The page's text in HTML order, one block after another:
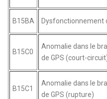
B15BA Dysfonctionnement
B15C0
Anomalie dans le
de GPS (court-
B15C1
Anomalie dans le
de GPS (rupture)